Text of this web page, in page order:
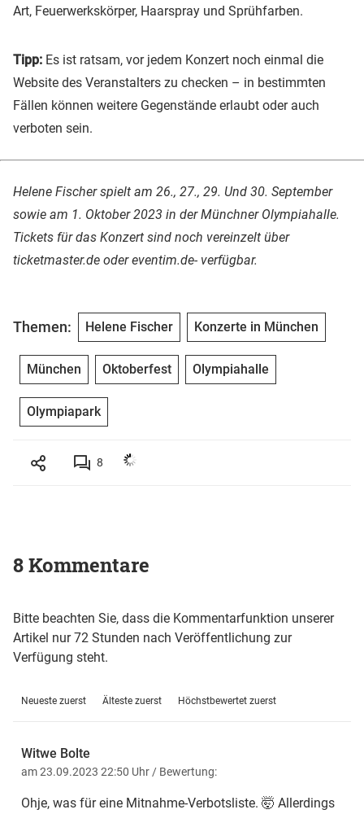
Art, Feuerwerkskörper, Haarspray und Sprühfarben.
Tipp: Es ist ratsam, vor jedem Konzert noch einmal die
Website des Veranstalters zu checken – in bestimmten
Fällen können weitere Gegenstände erlaubt oder auch
verboten sein.
Helene Fischer spielt am 26., 27., 29. Und 30. September
sowie am 1. Oktober 2023 in der Münchner Olympiahalle.
Tickets für das Konzert sind noch vereinzelt über
ticketmaster.de oder eventim.de- verfügbar.
Themen: Helene Fischer Konzerte in München
München Oktoberfest Olympiahalle
Olympiapark
8
8 Kommentare
Bitte beachten Sie, dass die Kommentarfunktion unserer
Artikel nur 72 Stunden nach Veröffentlichung zur
Verfügung steht.
Neueste zuerst Älteste zuerst Höchstbewertet zuerst
Witwe Bolte
am 23.09.2023 22:50 Uhr/ Bewertung:
Ohje, was für eine Mitnahme-Verbotsliste. 🤯 Allerdings